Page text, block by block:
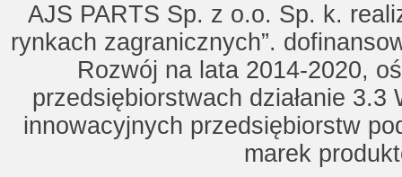
AJS PARTS Sp. z o.o. Sp. k.
rynkach zagranicznych”.
Rozwój na lata 2014-2020,
przedsiębiorstwach działanie
innowacyjnych przedsiębiorstw
marek